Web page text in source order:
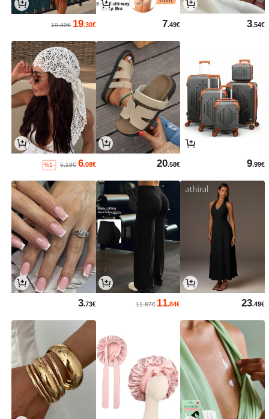
3.54€
7.49€
19.30€
19.49€
9.99€
20.58€
6.08€
6.18€
%1-
23.49€
11.84€
11.87€
3.73€